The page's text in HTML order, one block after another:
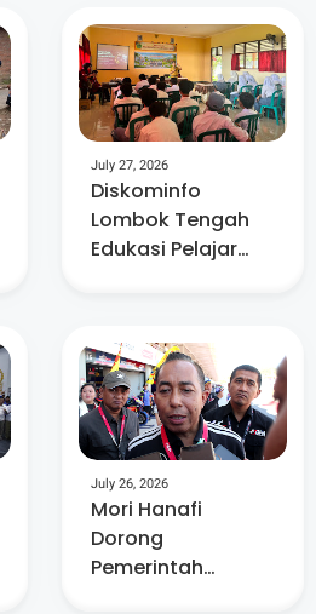
Diskominfo
Lombok Tengah
Edukasi Pelajar
Pinjol Ilegal
July 27, 2026
Mori Hanafi
Dorong
Pemerintah
July 26, 2026